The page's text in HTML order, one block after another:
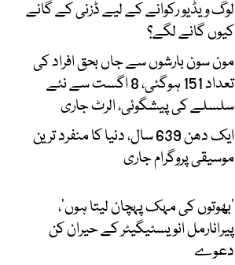
لوگ ویڈیو رکوانے کے لیے ڈزنی کے گانے
کیوں گانے لگے؟
مون سون بارشوں سے جاں بحق افراد کی
تعداد 151 ہوگئی، 8 اگست سے نئے
سلسلے کی پیشگوئی، الرٹ جاری
ایک دھن 639 سال، دنیا کا منفرد ترین
موسیقی پروگرام جاری
‘بھوتوں کی مہک پہچان لیتا ہوں’،
پیرانارمل انویسٹیگیٹر کے حیران کن
دعوے